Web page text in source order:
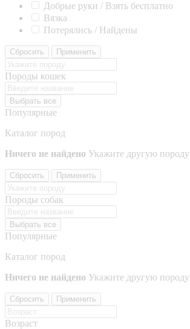
Добрые руки / Взять бесплатно
Вязка
Потерялись / Найдены
Сбросить Применить
Породы кошек
Выбрать все
Популярные
Каталог пород
Ничего не найдено Укажите другую породу
Сбросить Применить
Породы собак
Выбрать все
Популярные
Каталог пород
Ничего не найдено Укажите другую породу
Сбросить Применить
Возраст